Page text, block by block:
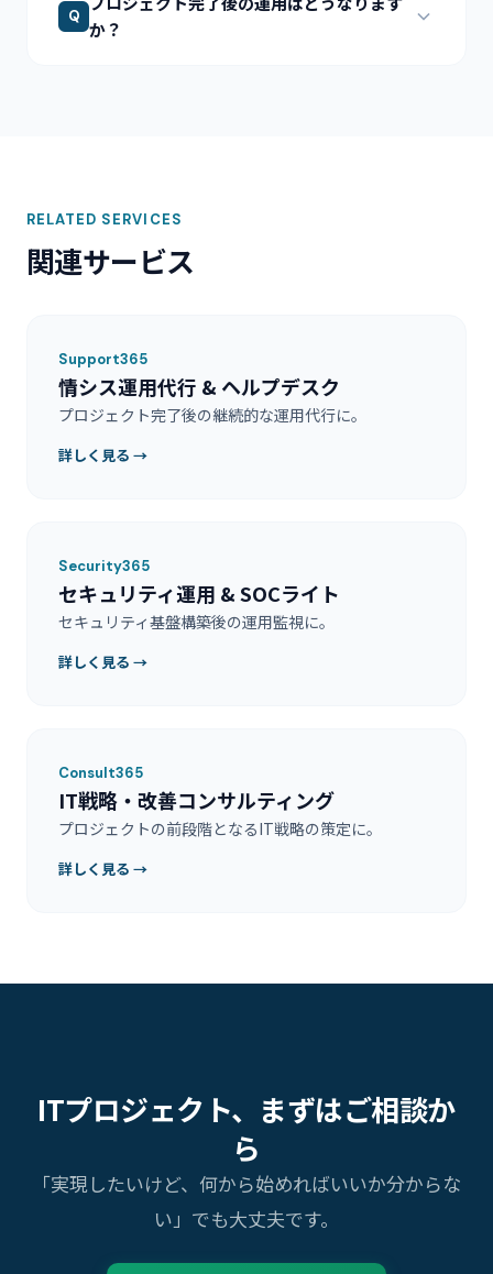
Q
か？
RELATED SERVICES
関連サービス
Support365
情シス運用代行 & ヘルプデスク
プロジェクト完了後の継続的な運用代行に。
詳しく見る →
Security365
セキュリティ運用 & SOCライト
セキュリティ基盤構築後の運用監視に。
詳しく見る →
Consult365
IT戦略・改善コンサルティング
プロジェクトの前段階となるIT戦略の策定に。
詳しく見る →
ITプロジェクト、まずはご相談か
ら
「実現したいけど、何から始めればいいか分からな
い」でも大丈夫です。